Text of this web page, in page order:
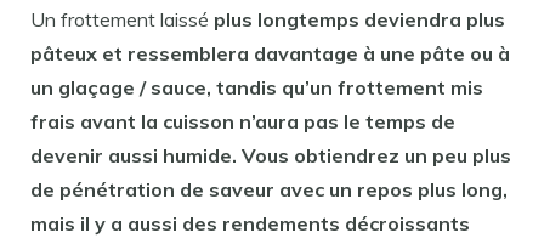
Un frottement laissé plus longtemps deviendra plus
pâteux et ressemblera davantage à une pâte ou à
un glaçage / sauce, tandis qu’un frottement mis
frais avant la cuisson n’aura pas le temps de
devenir aussi humide. Vous obtiendrez un peu plus
de pénétration de saveur avec un repos plus long,
mais il y a aussi des rendements décroissants